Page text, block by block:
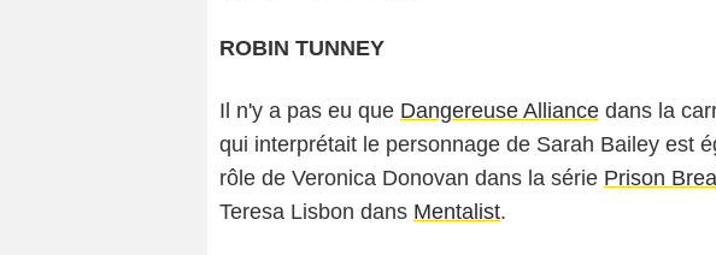
ROBIN TUNNEY
Il n'y a pas eu que Dangereuse Alliance dans la
qui interprétait le personnage de Sarah Bailey est
rôle de Veronica Donovan dans la série Prison
Teresa Lisbon dans Mentalist.